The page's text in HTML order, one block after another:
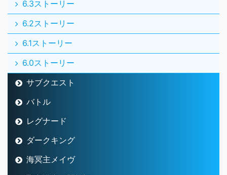
6.3ストーリー
6.2ストーリー
6.1ストーリー
6.0ストーリー
サブクエスト
バトル
レグナード
ダークキング
海冥主メイヴ